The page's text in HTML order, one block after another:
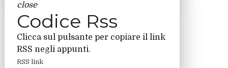
close
Codice Rss
Clicca sul pulsante per copiare il link
RSS negli appunti.
RSS link